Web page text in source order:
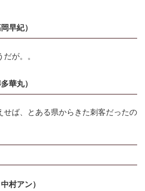
早紀）
が。。
華丸）
せば、とある県からきた刺客だったの
中村アン）